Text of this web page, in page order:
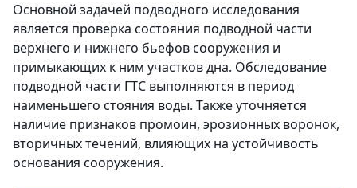
Основной задачей подводного исследования
является проверка состояния подводной части
верхнего и нижнего бьефов сооружения и
примыкающих к ним участков дна. Обследование
подводной части ГТС выполняются в период
наименьшего стояния воды. Также уточняется
наличие признаков промоин, эрозионных воронок,
вторичных течений, влияющих на устойчивость
основания сооружения.